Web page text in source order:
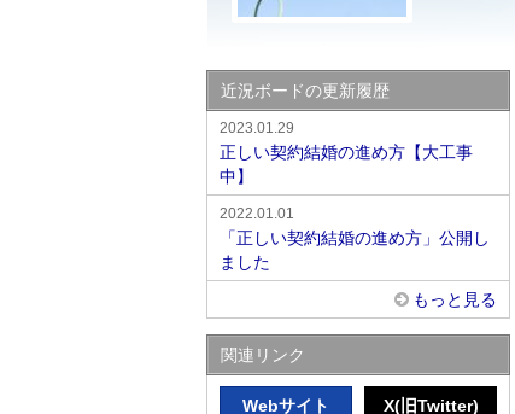
近況ボードの更新履歴
2023.01.29
正しい契約結婚の進め方【大工事
中】
2022.01.01
「正しい契約結婚の進め方」公開し
ました
もっと見る
関連リンク
Webサイト X(旧Twitter)